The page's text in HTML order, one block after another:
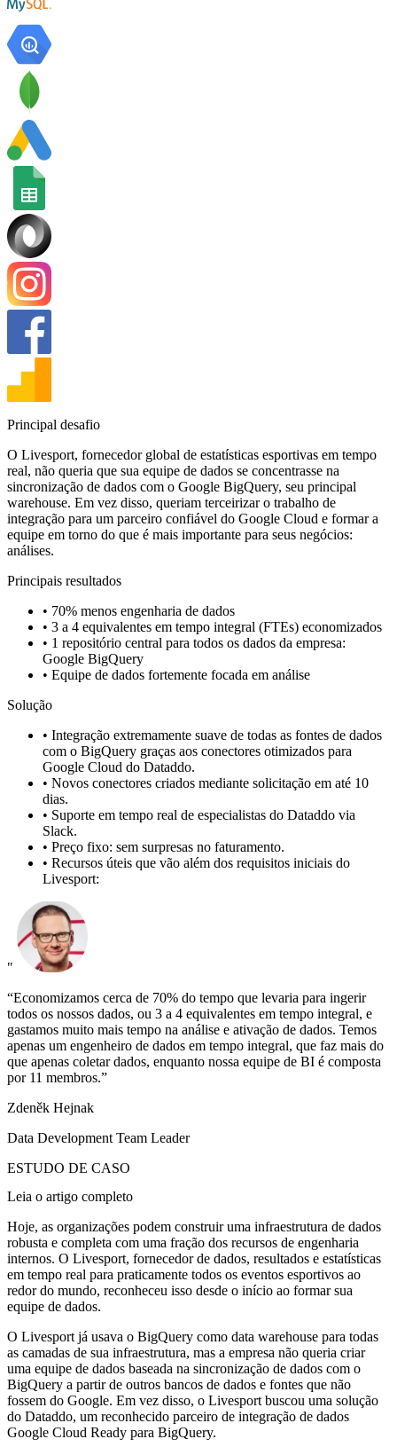
Principal desafio
O Livesport, fornecedor global de estatísticas esportivas em tempo
real, não queria que sua equipe de dados se concentrasse na
sincronização de dados com o Google BigQuery, seu principal
warehouse. Em vez disso, queriam terceirizar o trabalho de
integração para um parceiro confiável do Google Cloud e formar a
equipe em torno do que é mais importante para seus negócios:
análises.
Principais resultados
• 70% menos engenharia de dados
• 3 a 4 equivalentes em tempo integral (FTEs) economizados
• 1 repositório central para todos os dados da empresa:
Google BigQuery
• Equipe de dados fortemente focada em análise
Solução
• Integração extremamente suave de todas as fontes de dados
com o BigQuery graças aos conectores otimizados para
Google Cloud do Dataddo.
• Novos conectores criados mediante solicitação em até 10
dias.
• Suporte em tempo real de especialistas do Dataddo via
Slack.
• Preço fixo: sem surpresas no faturamento.
• Recursos úteis que vão além dos requisitos iniciais do
Livesport:
"
“Economizamos cerca de 70% do tempo que levaria para ingerir
todos os nossos dados, ou 3 a 4 equivalentes em tempo integral, e
gastamos muito mais tempo na análise e ativação de dados. Temos
apenas um engenheiro de dados em tempo integral, que faz mais do
que apenas coletar dados, enquanto nossa equipe de BI é composta
por 11 membros.”
Zdeněk Hejnak
Data Development Team Leader
ESTUDO DE CASO
Leia o artigo completo
Hoje, as organizações podem construir uma infraestrutura de dados
robusta e completa com uma fração dos recursos de engenharia
internos. O Livesport, fornecedor de dados, resultados e estatísticas
em tempo real para praticamente todos os eventos esportivos ao
redor do mundo, reconheceu isso desde o início ao formar sua
equipe de dados.
O Livesport já usava o BigQuery como data warehouse para todas
as camadas de sua infraestrutura, mas a empresa não queria criar
uma equipe de dados baseada na sincronização de dados com o
BigQuery a partir de outros bancos de dados e fontes que não
fossem do Google. Em vez disso, o Livesport buscou uma solução
do Dataddo, um reconhecido parceiro de integração de dados
Google Cloud Ready para BigQuery.